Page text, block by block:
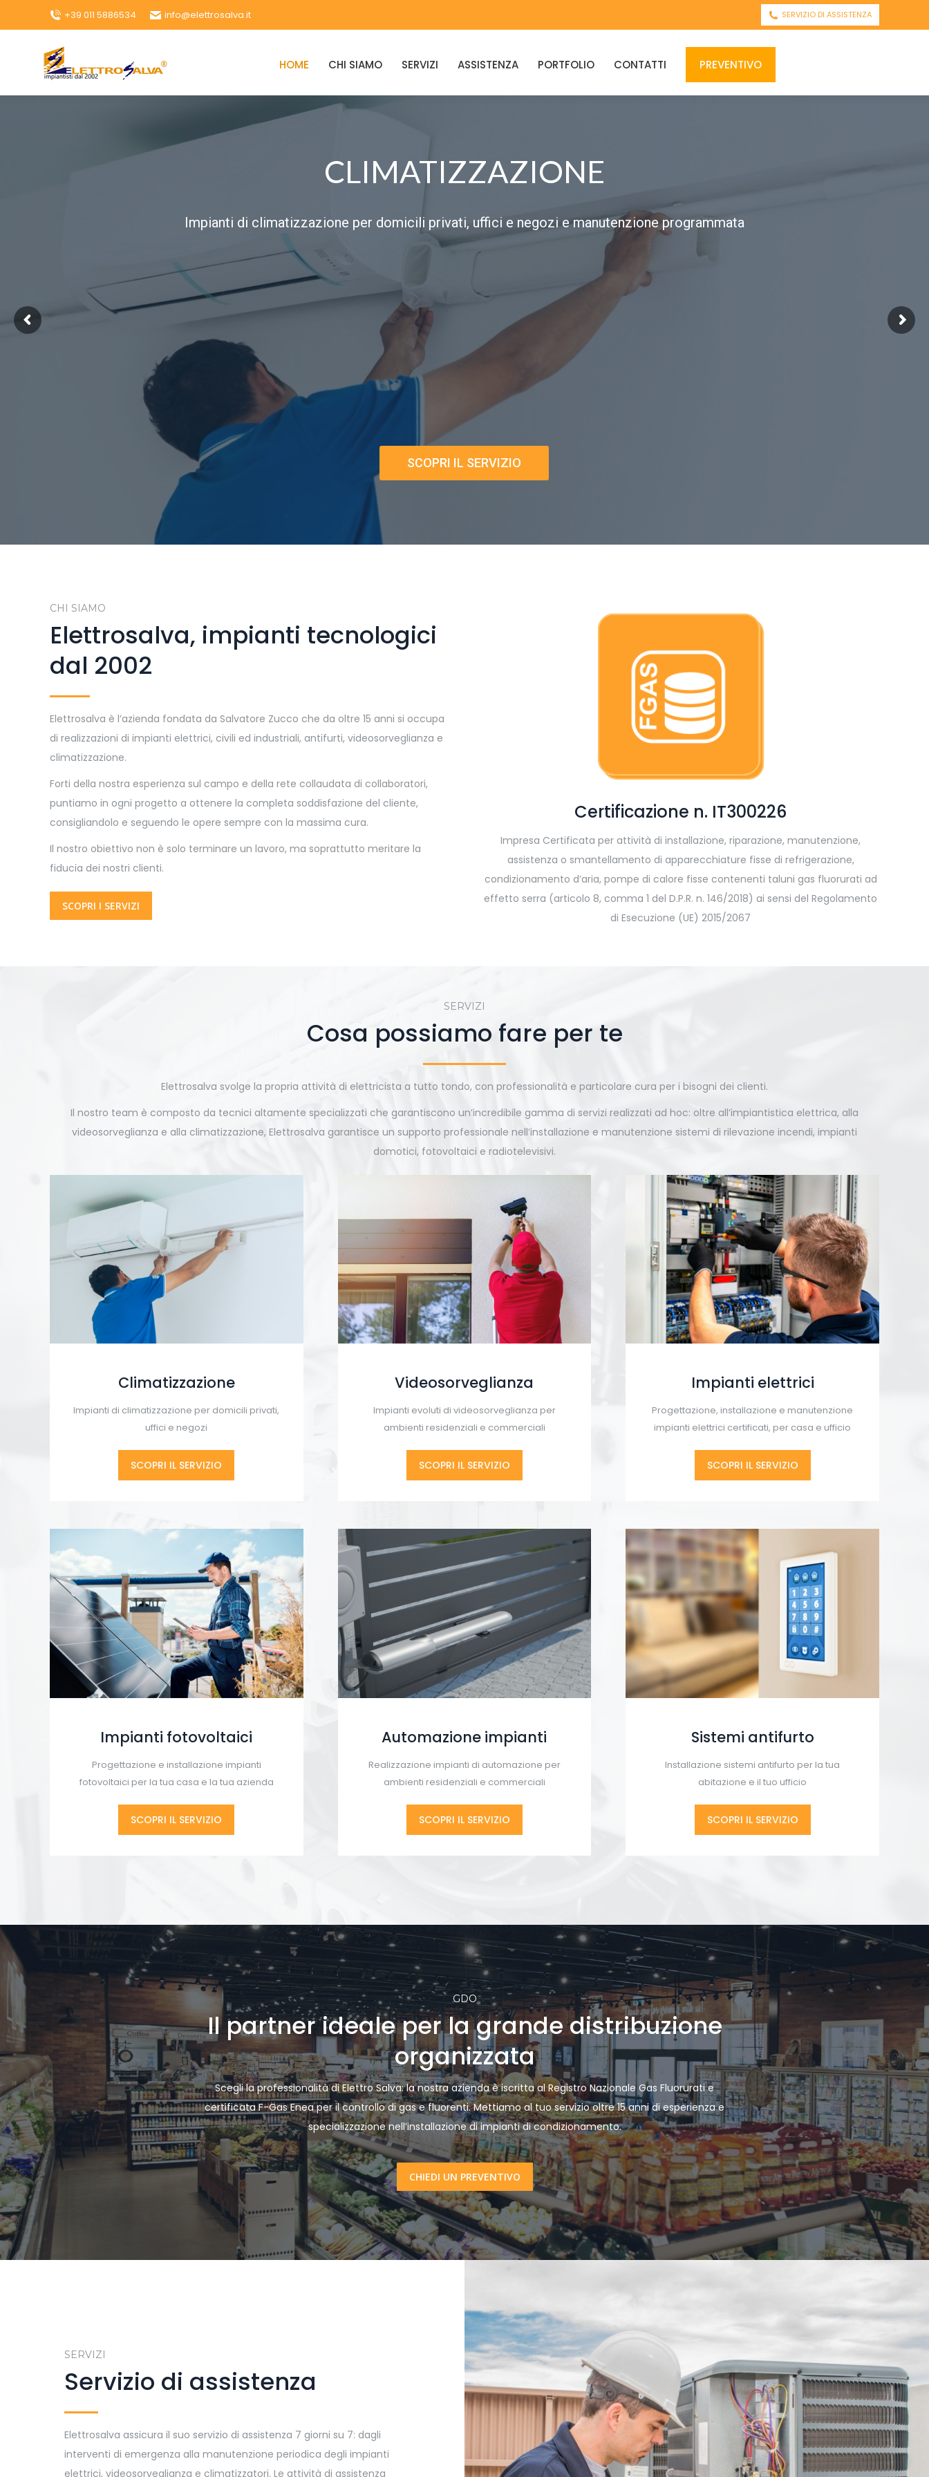
+39 011 5886534 info@elettrosalva.it SERVIZIO DI ASSISTENZA
HOME CHI SIAMO SERVIZI ASSISTENZA PORTFOLIO CONTATTI PREVENTIVO
CLIMATIZZAZIONE
Impianti di climatizzazione per domicili privati, uffici e negozi e manutenzione programmata
SCOPRI IL SERVIZIO
CHI SIAMO
Elettrosalva, impianti tecnologici
dal 2002
Elettrosalva è l’azienda fondata da Salvatore Zucco che da oltre 15 anni si occupa
di realizzazioni di impianti elettrici, civili ed industriali, antifurti, videosorveglianza e
climatizzazione.
Forti della nostra esperienza sul campo e della rete collaudata di collaboratori,
puntiamo in ogni progetto a ottenere la completa soddisfazione del cliente,
consigliandolo e seguendo le opere sempre con la massima cura.
Il nostro obiettivo non è solo terminare un lavoro, ma soprattutto meritare la
fiducia dei nostri clienti.
SCOPRI I SERVIZI
Certificazione n. IT300226
Impresa Certificata per attività di installazione, riparazione, manutenzione,
assistenza o smantellamento di apparecchiature fisse di refrigerazione,
condizionamento d’aria, pompe di calore fisse contenenti taluni gas fluorurati ad
effetto serra (articolo 8, comma 1 del D.P.R. n. 146/2018) ai sensi del Regolamento
di Esecuzione (UE) 2015/2067
SERVIZI
Cosa possiamo fare per te
Elettrosalva svolge la propria attività di elettricista a tutto tondo, con professionalità e particolare cura per i bisogni dei clienti.
Il nostro team è composto da tecnici altamente specializzati che garantiscono un’incredibile gamma di servizi realizzati ad hoc: oltre all’impiantistica elettrica, alla
videosorveglianza e alla climatizzazione, Elettrosalva garantisce un supporto professionale nell’installazione e manutenzione sistemi di rilevazione incendi, impianti
domotici, fotovoltaici e radiotelevisivi.
Climatizzazione
Impianti di climatizzazione per domicili privati,
uffici e negozi
SCOPRI IL SERVIZIO
Videosorveglianza
Impianti evoluti di videosorveglianza per
ambienti residenziali e commerciali
SCOPRI IL SERVIZIO
Impianti elettrici
Progettazione, installazione e manutenzione
impianti elettrici certificati, per casa e ufficio
SCOPRI IL SERVIZIO
Impianti fotovoltaici
Progettazione e installazione impianti
fotovoltaici per la tua casa e la tua azienda
SCOPRI IL SERVIZIO
Automazione impianti
Realizzazione impianti di automazione per
ambienti residenziali e commerciali
SCOPRI IL SERVIZIO
Sistemi antifurto
Installazione sistemi antifurto per la tua
abitazione e il tuo ufficio
SCOPRI IL SERVIZIO
GDO
Il partner ideale per la grande distribuzione
organizzata
Scegli la professionalità di Elettro Salva: la nostra azienda è iscritta al Registro Nazionale Gas Fluorurati e
certificata F-Gas Enea per il controllo di gas e fluorenti. Mettiamo al tuo servizio oltre 15 anni di esperienza e
specializzazione nell’installazione di impianti di condizionamento.
CHIEDI UN PREVENTIVO
SERVIZI
Servizio di assistenza
Elettrosalva assicura il suo servizio di assistenza 7 giorni su 7: dagli
interventi di emergenza alla manutenzione periodica degli impianti
elettrici, videosorveglianza e climatizzatori.Le attività di assistenza